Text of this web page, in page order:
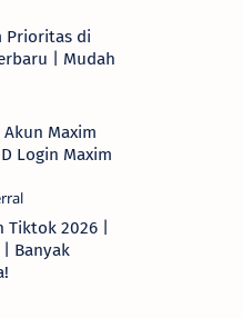
Prioritas di
| Mudah
Maxim
Login Maxim
Tiktok 2026 |
| Banyak